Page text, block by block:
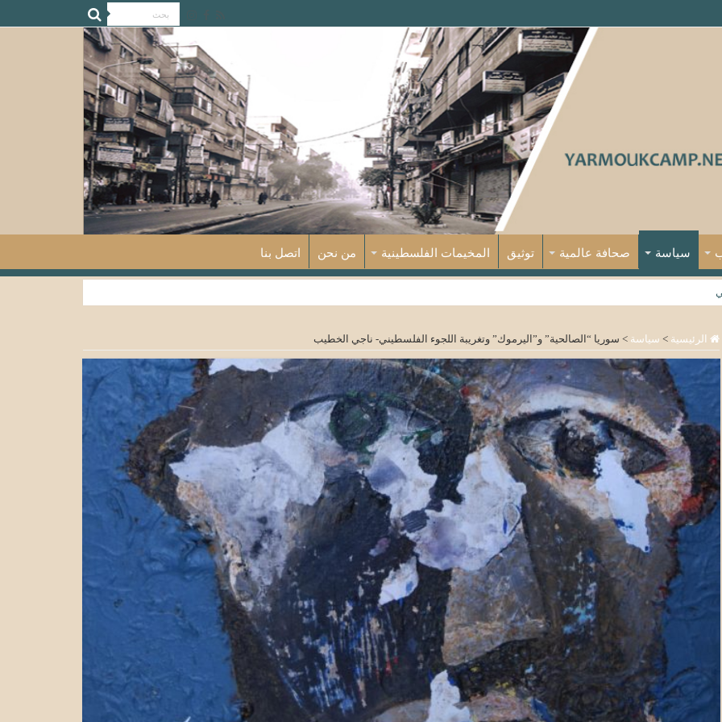
سياسة صحافة عالمية توثيق المخيمات الفلسطينية من نحن اتصل بنا
الرئيسية > سياسة > سوريا “الصالحية” و”اليرموك” وتغريبة اللجوء الفلسطيني- ناجي الخطيب